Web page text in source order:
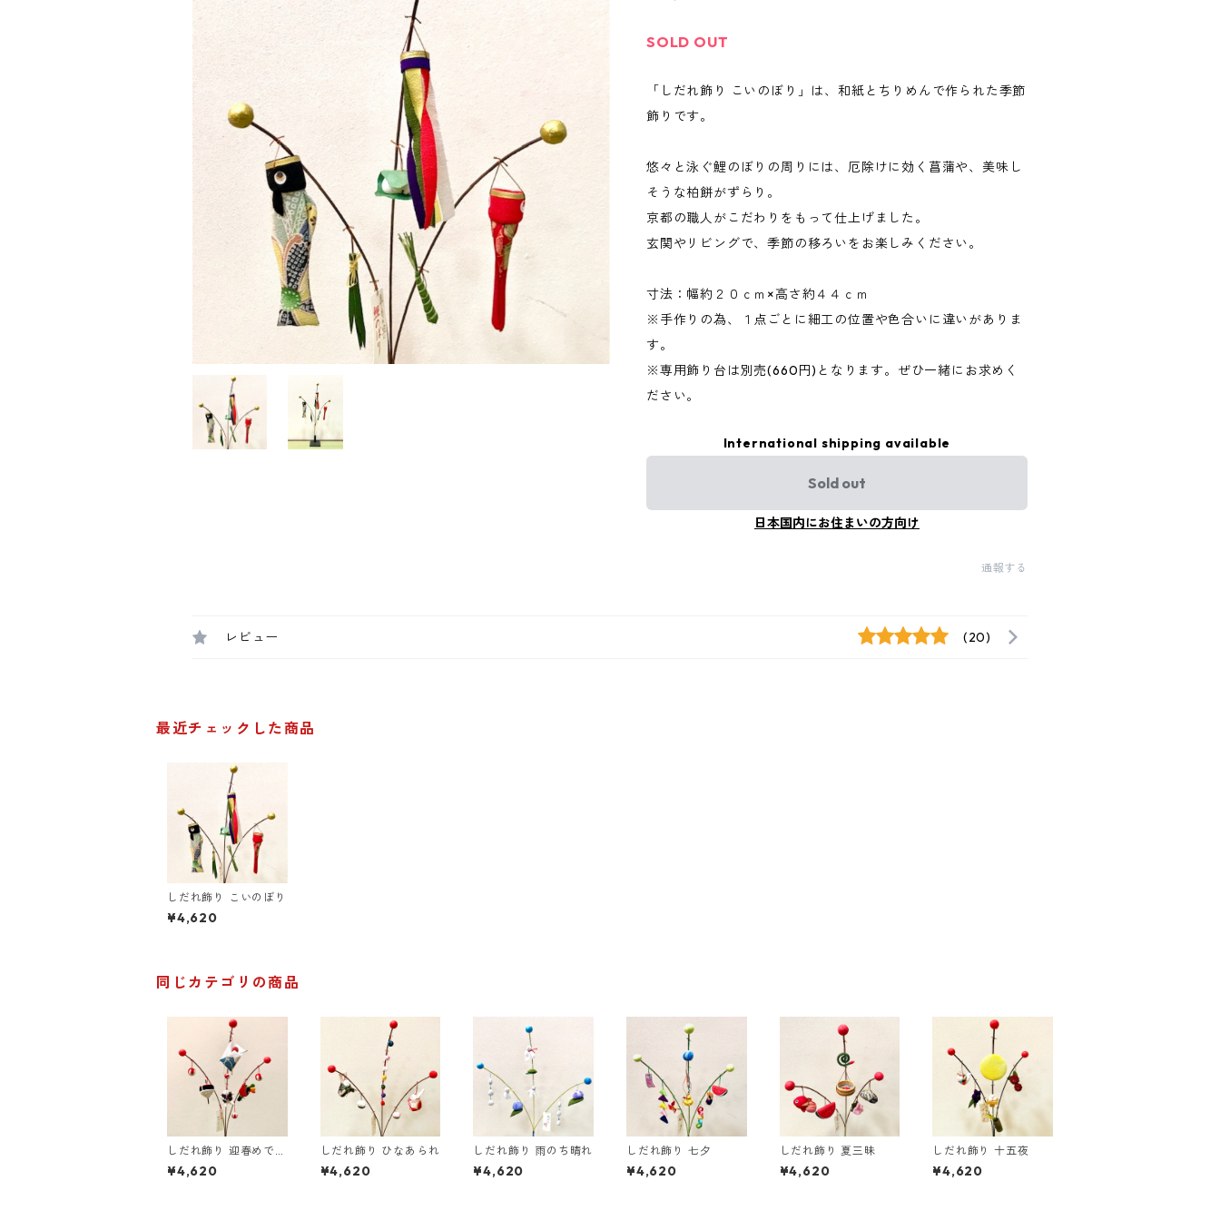
SOLD OUT
「しだれ飾り こいのぼり」は、和紙とちりめんで作られた季節
飾りです。
悠々と泳ぐ鯉のぼりの周りには、厄除けに効く菖蒲や、美味し
そうな柏餅がずらり。
京都の職人がこだわりをもって仕上げました。
玄関やリビングで、季節の移ろいをお楽しみください。
寸法：幅約２０ｃｍ×高さ約４４ｃｍ
※手作りの為、１点ごとに細工の位置や色合いに違いがありま
す。
※専用飾り台は別売(660円)となります。ぜひ一緒にお求めく
ださい。
International shipping available
Sold out
日本国内にお住まいの方向け
通報する
レビュー (20)
最近チェックした商品
しだれ飾り こいのぼり
¥4,620
同じカテゴリの商品
しだれ飾り 迎春めでた
し
¥4,620
しだれ飾り ひなあられ
¥4,620
しだれ飾り 雨のち晴れ
¥4,620
しだれ飾り 七夕
¥4,620
しだれ飾り 夏三昧
¥4,620
しだれ飾り 十五夜
¥4,620